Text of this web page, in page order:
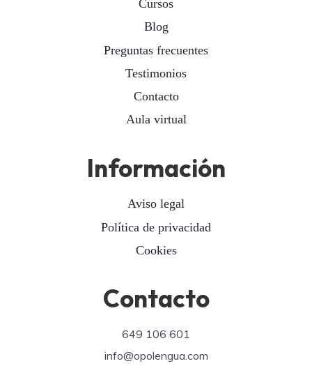
Cursos
Blog
Preguntas frecuentes
Testimonios
Contacto
Aula virtual
Información
Aviso legal
Política de privacidad
Cookies
Contacto
649 106 601
info@opolengua.com